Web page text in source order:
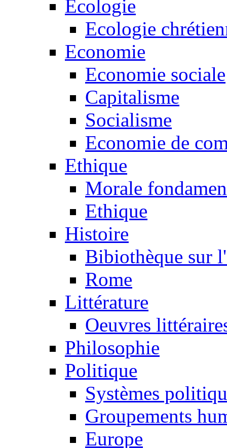
Ecologie
Ecologie
Economie
Economie sociale
Capitalisme
Socialisme
Economie de
Ethique
Morale
Ethique
Histoire
Bibiothèque sur
Rome
Littérature
Oeuvres
Philosophie
Politique
Systèmes
Groupements
Europe